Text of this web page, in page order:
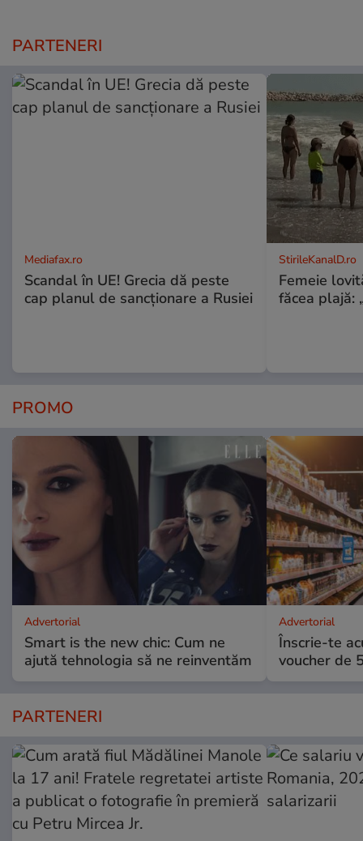
PARTENERI
Mediafax.ro
Scandal în UE! Grecia dă peste
cap planul de sancționare a Rusiei
StirileKanalD.ro
Femeie
făcea plajă:
PROMO
Advertorial
Smart is the new chic: Cum ne
ajută tehnologia să ne reinventăm
Advertorial
Înscrie-te
voucher de
PARTENERI